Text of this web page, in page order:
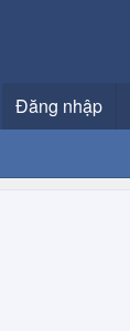
Đăng nhập